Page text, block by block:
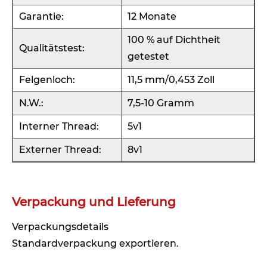
Garantie: 12 Monate
Qualitätstest:
100 % auf Dichtheit
getestet
Felgenloch: 11,5 mm/0,453 Zoll
N.W.: 7,5-10 Gramm
Interner Thread: 5v1
Externer Thread: 8v1
Verpackung und Lieferung
Verpackungsdetails
Standardverpackung exportieren.